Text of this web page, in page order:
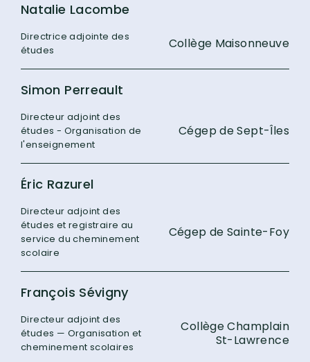
Natalie Lacombe
Directrice adjointe des
études
Collège Maisonneuve
Simon Perreault
Directeur adjoint des
études - Organisation de
l'enseignement
Cégep de Sept-Îles
Éric Razurel
Directeur adjoint des
études et registraire au
service du cheminement
scolaire
Cégep de Sainte-Foy
François Sévigny
Directeur adjoint des
études — Organisation et
cheminement scolaires
Collège Champlain
St-Lawrence